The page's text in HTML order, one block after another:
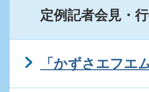
定例記者会見・
「かずさエフエ